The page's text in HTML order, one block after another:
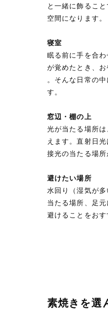
と一緒に飾るこ
空間になります。
寝室
眠る前に手を合
が覚めたとき、
。そんな日常の
す。
窓辺・棚の上
光が当たる場所
えます。直射日
接光の当たる場所
避けたい場所
水回り（湿気が
当たる場所、足
避けることをおす
素焼きを選